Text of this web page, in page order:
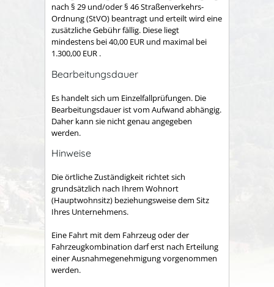
nach § 29 und/oder § 46 Straßenverkehrs-
Ordnung (StVO) beantragt und erteilt wird eine
zusätzliche Gebühr fällig. Diese liegt
mindestens bei 40,00 EUR und maximal bei
1.300,00 EUR .
Bearbeitungsdauer
Es handelt sich um Einzelfallprüfungen. Die
Bearbeitungsdauer ist vom Aufwand abhängig.
Daher kann sie nicht genau angegeben
werden.
Hinweise
Die örtliche Zuständigkeit richtet sich
grundsätzlich nach Ihrem Wohnort
(Hauptwohnsitz) beziehungsweise dem Sitz
Ihres Unternehmens.
Eine Fahrt mit dem Fahrzeug oder der
Fahrzeugkombination darf erst nach Erteilung
einer Ausnahmegenehmigung vorgenommen
werden.